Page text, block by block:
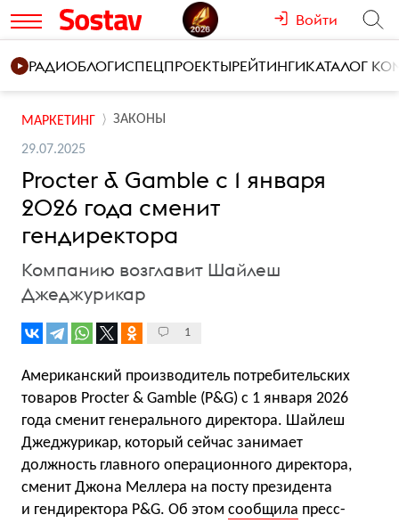
Войти
РАДИОБЛОГИСПЕЦПРОЕКТЫРЕЙТИНГИКАТАЛОГ
МАРКЕТИНГ ЗАКОНЫ
29.07.2025
Procter & Gamble с 1 января
2026 года сменит
гендиректора
Компанию возглавит Шайлеш
Джеджурикар
1
Американский производитель потребительских
товаров Procter & Gamble (P&G) с 1 января 2026
года сменит генерального директора. Шайлеш
Джеджурикар, который сейчас занимает
должность главного операционного директора,
сменит Джона Меллера на посту президента
и гендиректора P&G. Об этом сообщила пресс-